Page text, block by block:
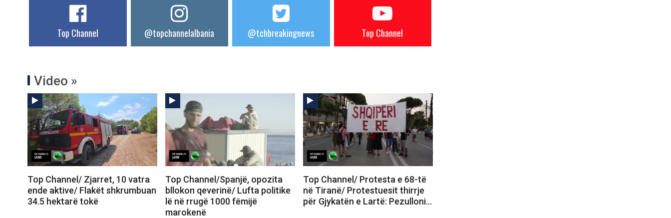
Top Channel @topchannelalbania @tchbreakingnews Top Channel
Video »
Top Channel/ Zjarret, 10 vatra
ende aktive/ Flakët shkrumbuan
34.5 hektarë tokë
Top Channel/Spanjë, opozita
bllokon qeverinë/ Lufta politike
lë në rrugë 1000 fëmijë
marokenë
Top Channel/ Protesta e 68-të
në Tiranë/ Protestuesit thirrje
për Gjykatën e Lartë: Pezulloni…